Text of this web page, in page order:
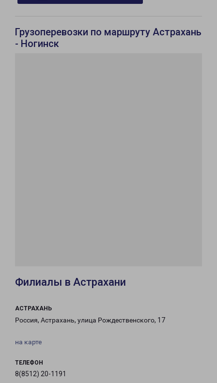
Грузоперевозки по маршруту Астрахань
- Ногинск
Филиалы в Астрахани
АСТРАХАНЬ
Россия, Астрахань, улица Рождественского, 17
на карте
ТЕЛЕФОН
8(8512) 20-1191